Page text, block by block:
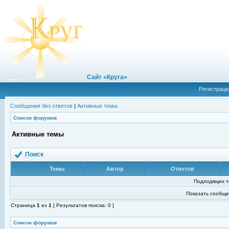
Сайт «Круга»
Сообщения без ответов | Активные темы
Список форумов
Активные темы
Поиск
Темы Автор Ответов
Подходящих
Показать
Страница 1 из 1 [ Результатов поиска: 0 ]
Список форумов